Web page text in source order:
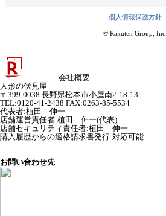
個人情報保護方針
© Rakuten Group, Inc.
会社概要
人形の伏見屋
〒399-0038 長野県松本市小屋南2-18-13
TEL:0120-41-2438 FAX:0263-85-5534
代表者:植田 伸一
店舗運営責任者:植田 伸一(代表)
店舗セキュリティ責任者:植田 伸一
購入履歴からの適格請求書発行:対応可能
お問い合わせ先